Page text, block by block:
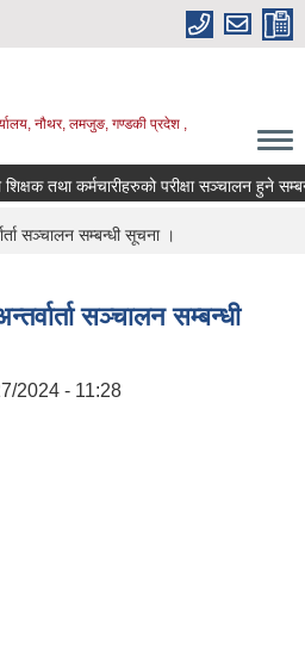
नौथर, लमजुङ, गण्डकी प्रदेश ,
शिक्षक तथा कर्मचारीहरुको परीक्षा सञ्चालन हुने
सञ्‍चालन सम्बन्धी सूचना ।
सञ्‍चालन सम्बन्धी
2024 - 11:28